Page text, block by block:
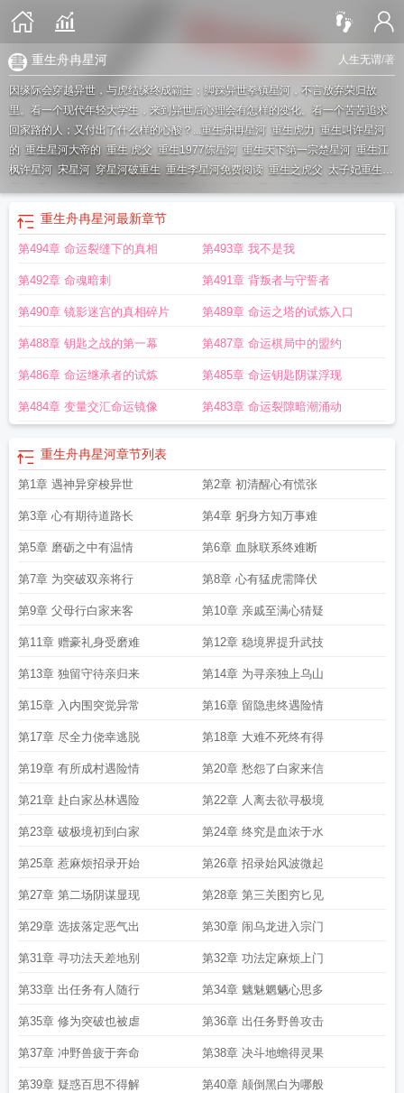
人生无谓/著
重生舟冉星河
因缘际会穿越异世，与虎结缘终成霸主；脚踩异世拳镇星河，不言放弃荣归故
里。看一个现代年轻大学生，来到异世后心理会有怎样的变化。看一个苦苦追求
回家路的人；又付出了什么样的心酸？...重生舟冉星河 重生虎力 重生叫许星河
的 重生星河大帝的 重生 虎父 重生1977陈星河 重生天下第一宗楚星河 重生江
枫许星河 宋星河 穿星河破重生 重生李星河免费阅读 重生之虎父 太子妃重生陆
免费阅读 重生之虎醒异界 重生80江枫许星河
影 重生之星河巨星
河何小雨吞噬星空重生星河我真没想重生啊秋水星河重生官二代李星河
之虎镇星河 人生无谓
重生舟冉星河最新章节
第494章 命运裂缝下的真相 第493章 我不是我
第492章 命魂暗刺 第491章 背叛者与守誓者
第490章 镜影迷宫的真相碎片 第489章 命运之塔的试炼入口
第488章 钥匙之战的第一幕 第487章 命运棋局中的盟约
第486章 命运继承者的试炼 第485章 命运钥匙阴谋浮现
第484章 变量交汇命运镜像 第483章 命运裂隙暗潮涌动
重生舟冉星河章节列表
第1章 遇神异穿梭异世 第2章 初清醒心有慌张
第3章 心有期待道路长 第4章 躬身方知万事难
第5章 磨砺之中有温情 第6章 血脉联系终难断
第7章 为突破双亲将行 第8章 心有猛虎需降伏
第9章 父母行白家来客 第10章 亲戚至满心猜疑
第11章 赠豪礼身受磨难 第12章 稳境界提升武技
第13章 独留守待亲归来 第14章 为寻亲独上乌山
第15章 入内围突觉异常 第16章 留隐患终遇险情
第17章 尽全力侥幸逃脱 第18章 大难不死终有得
第19章 有所成村遇险情 第20章 愁怨了白家来信
第21章 赴白家丛林遇险 第22章 人离去欲寻极境
第23章 破极境初到白家 第24章 终究是血浓于水
第25章 惹麻烦招录开始 第26章 招录始风波微起
第27章 第二场阴谋显现 第28章 第三关图穷匕见
第29章 选拔落定恶气出 第30章 闹乌龙进入宗门
第31章 寻功法天差地别 第32章 功法定麻烦上门
第33章 出任务有人随行 第34章 魑魅魍魉心思多
第35章 修为突破也被虐 第36章 出任务野兽攻击
第37章 冲野兽疲于奔命 第38章 决斗地蟾得灵果
第39章 疑惑百思不得解 第40章 颠倒黑白为哪般